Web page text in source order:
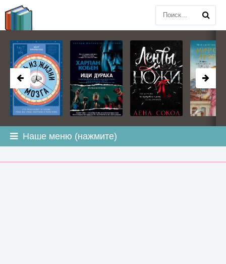
Наше меню (нажмите)
BOOKPLANETA.COM